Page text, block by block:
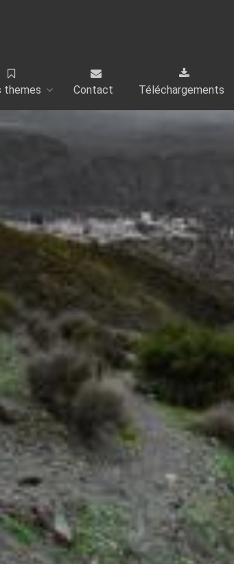
themes Contact Téléchargements